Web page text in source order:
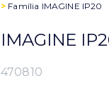
> Família IMAGINE IP20
IMAGINE
470810